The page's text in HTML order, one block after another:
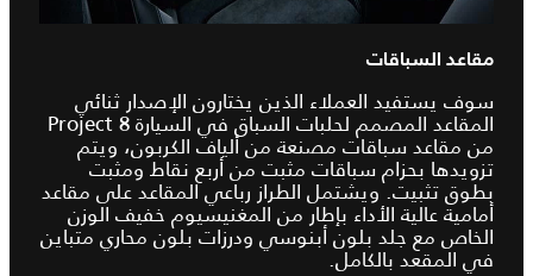
مقاعد السباقات
سوف يستفيد العملاء الذين يختارون الإصدار ثنائي
المقاعد المصمم لحلبات السباق في السيارة Project 8
من مقاعد سباقات مصنعة من ألياف الكربون، ويتم
تزويدها بحزام سباقات مثبت من أربع نقاط ومثبت
بطوق تثبيت. ويشتمل الطراز رباعي المقاعد على مقاعد
أمامية عالية الأداء بإطار من المغنيسيوم خفيف الوزن
الخاص مع جلد بلون أبنوسي ودرزات بلون محاري متباين
في المقعد بالكامل.